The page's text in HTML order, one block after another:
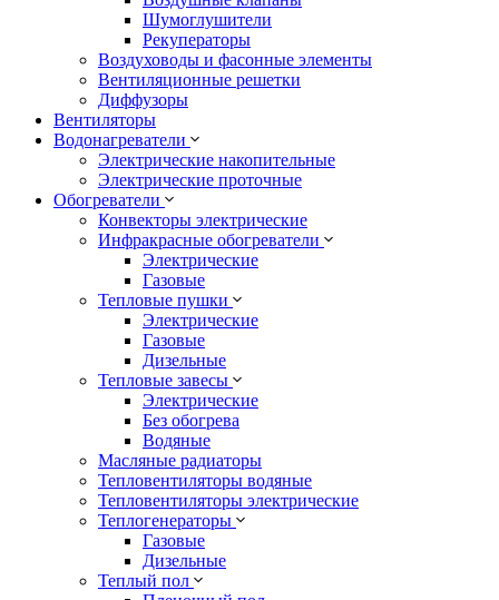
Шумоглушители
Рекуператоры
Воздуховоды и фасонные элементы
Вентиляционные решетки
Диффузоры
Вентиляторы
Водонагреватели
Электрические накопительные
Электрические проточные
Обогреватели
Конвекторы электрические
Инфракрасные обогреватели
Электрические
Газовые
Тепловые пушки
Электрические
Газовые
Дизельные
Тепловые завесы
Электрические
Без обогрева
Водяные
Масляные радиаторы
Тепловентиляторы водяные
Тепловентиляторы электрические
Теплогенераторы
Газовые
Дизельные
Теплый пол